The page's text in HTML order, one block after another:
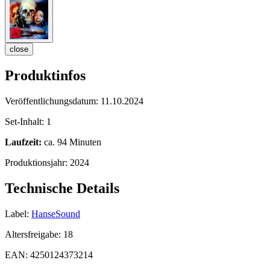
close
Produktinfos
Veröffentlichungsdatum: 11.10.2024
Set-Inhalt: 1
Laufzeit: ca. 94 Minuten
Produktionsjahr: 2024
Technische Details
Label: HanseSound
Altersfreigabe: 18
EAN: 4250124373214